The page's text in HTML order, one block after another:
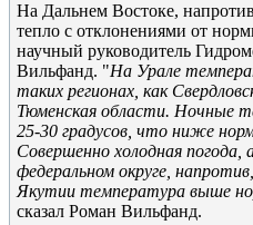
На Дальнем Востоке,
тепло с отклонениями от
научный руководитель
Вильфанд. "На Урале
таких регионах, как
Тюменская области. Ночные
25-30 градусов, что ниже
Совершенно холодная погода,
федеральном округе,
Якутии температура выше
сказал Роман Вильфанд.